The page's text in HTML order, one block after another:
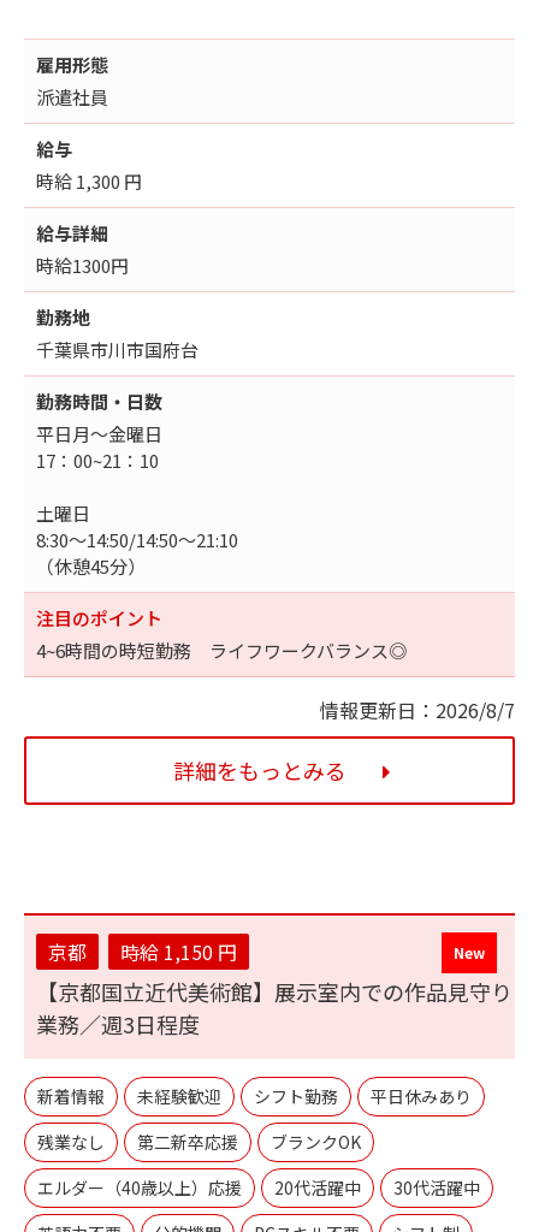
雇用形態
派遣社員
給与
時給 1,300 円
給与詳細
時給1300円
勤務地
千葉県市川市国府台
勤務時間・日数
平日月～金曜日
17：00~21：10
土曜日
8:30～14:50/14:50～21:10
（休憩45分）
注目のポイント
4~6時間の時短勤務 ライフワークバランス◎
情報更新日：2026/8/7
詳細をもっとみる
京都 時給 1,150 円
【京都国立近代美術館】展示室内での作品見守り
業務／週3日程度
新着情報 未経験歓迎 シフト勤務
平日休みあり
残業なし
第二新卒応援
ブランクOK
エルダー（40歳以上）応援
20代活躍中
30代活躍中